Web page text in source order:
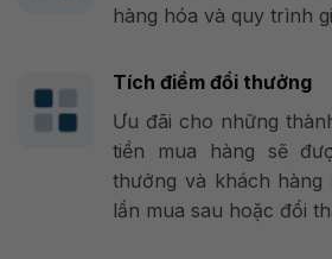
hàng hóa và quy trình
Tích điểm đổi thưởng
Ưu đãi cho những
tiền mua hàng sẽ
thưởng và khách
lần mua sau hoặc đổi